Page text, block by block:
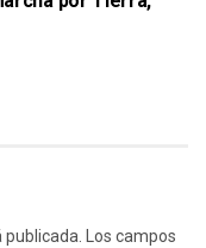
publicada. Los campos